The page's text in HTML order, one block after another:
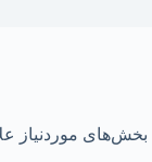
بخش‌های موردنیاز